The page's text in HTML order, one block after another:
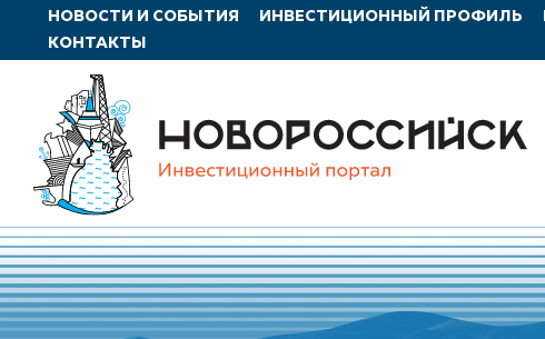
НОВОСТИ И СОБЫТИЯ ИНВЕСТИЦИОННЫЙ ПРОФИЛЬ
КОНТАКТЫ